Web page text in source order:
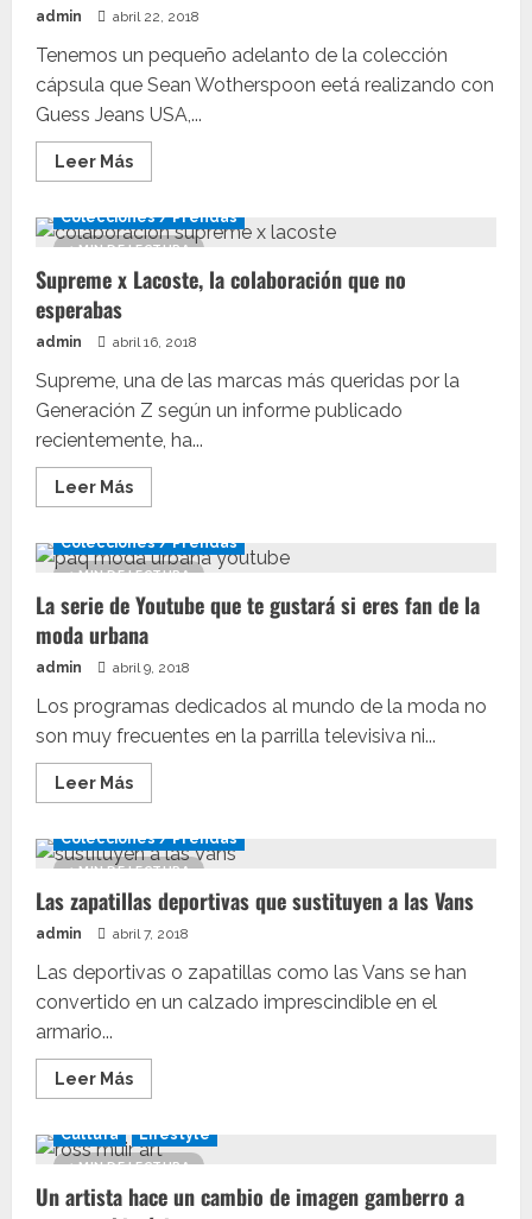
YEEZY
V2
admin abril 22, 2018
Tenemos un pequeño adelanto de la colección
cápsula que Sean Wotherspoon eetá realizando con
Guess Jeans USA,...
Leer MásLeer
más
La
nueva
de
Guess
va
dejar
con
la
abierta
1 MIN DE LECTURA
Colecciones / Prendas
Supreme x Lacoste, la colaboración que no
esperabas
admin abril 16, 2018
Supreme, una de las marcas más queridas por la
Generación Z según un informe publicado
recientemente, ha...
Leer MásLeer
más
Supreme
x
la
colaboración
que
esperabas
1 MIN DE LECTURA
Colecciones / Prendas
La serie de Youtube que te gustará si eres fan de la
moda urbana
admin abril 9, 2018
Los programas dedicados al mundo de la moda no
son muy frecuentes en la parrilla televisiva ni...
Leer MásLeer
más
La
serie
Youtube
que
te
si
eres
fan
de
urbana
1 MIN DE LECTURA
Colecciones / Prendas
Las zapatillas deportivas que sustituyen a las Vans
admin abril 7, 2018
Las deportivas o zapatillas como las Vans se han
convertido en un calzado imprescindible en el
armario...
Leer MásLeer
más
Las
zapatillas
que
sustituyen
1 MIN DE LECTURA
Cultura Lifestyle
Un artista hace un cambio de imagen gamberro a